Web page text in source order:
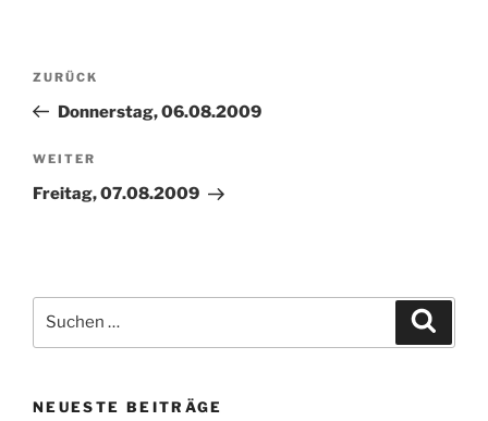
Beitragsnavigation
Vorheriger
Beitrag
ZURÜCK
Donnerstag, 06.08.2009
Nächster
Beitrag
WEITER
Freitag, 07.08.2009
nach:
NEUESTE BEITRÄGE